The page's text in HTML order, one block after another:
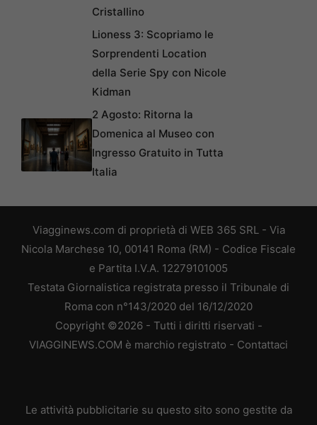
Cristallino
Lioness 3: Scopriamo le
Sorprendenti Location
della Serie Spy con Nicole
Kidman
2 Agosto: Ritorna la
Domenica al Museo con
Ingresso Gratuito in Tutta
Italia
Viagginews.com di proprietà di WEB 365 SRL - Via
Nicola Marchese 10, 00141 Roma (RM) - Codice Fiscale
e Partita I.V.A. 12279101005
Testata Giornalistica registrata presso il Tribunale di
Roma con n°143/2020 del 16/12/2020
Copyright ©2026 - Tutti i diritti riservati -
VIAGGINEWS.COM è marchio registrato - Contattaci
Le attività pubblicitarie su questo sito sono gestite da